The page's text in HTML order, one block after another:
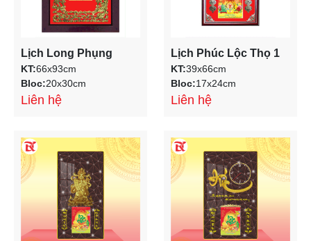
Lịch Long Phụng
KT:66x93cm
Bloc:20x30cm
Liên hệ
Lịch Phúc Lộc Thọ 1
KT:39x66cm
Bloc:17x24cm
Liên hệ